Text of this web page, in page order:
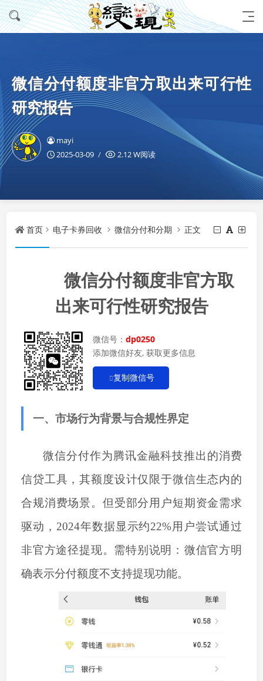
微信分付额度非官方取出来可行性
研究报告
mayi
2025-03-09
2.12 W阅读
首页 电子卡券回收 微信分付和分期 正文
微信分付额度非官方取
出来可行性研究报告
微信号： dp0250
添加微信好友, 获取更多信息
复制微信号
一、市场行为背景与合规性界定
微信分付作为腾讯金融科技推出的消费
信贷工具，其额度设计仅限于微信生态内的
合规消费场景。但受部分用户短期资金需求
驱动， 2024年数据显示约22%用户尝试通过
非官方途径提现。需特别说明：‌微信官方明
确表示分付额度不支持提现功能。